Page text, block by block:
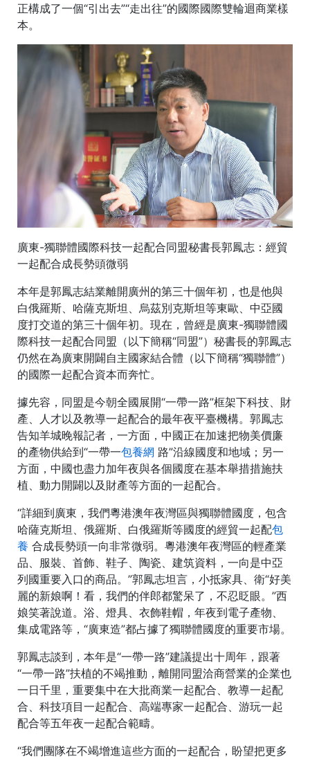
正構成了一個“引出去”“走出往”的國際國際雙輪迴商業樣
本。
廣東-獨聯體國際科技一起配合同盟秘書長郭鳳志：經貿
一起配合成長勢頭微弱
本年是郭鳳志結業離開廣州的第三十個年初，也是他與
白俄羅斯、哈薩克斯坦、烏茲別克斯坦等東歐、中亞國
度打交道的第三十個年初。現在，曾經是廣東-獨聯體國
際科技一起配合同盟（以下簡稱“同盟”）秘書長的郭鳳志
仍然在為廣東開闢自主國家結合體（以下簡稱“獨聯體”）
的國際一起配合資本而奔忙。
據先容，同盟是今朝全國展開“一帶一路”框架下科技、財
產、人才以及教導一起配合的最年夜平臺機構。郭鳳志
告知羊城晚報記者，一方面，中國正在加速把物美價廉
的產物供給到“一帶一包養網 路”沿線國度和地域；另一
方面，中國也盡力加年夜與各個國度在基本舉措措施扶
植、動力開闢以及財產等方面的一起配合。
“詳細到廣東，我們粵港澳年夜灣區與獨聯體國度，包含
哈薩克斯坦、俄羅斯、白俄羅斯等國度的經貿一起配包
養 合成長勢頭一向非常微弱。粵港澳年夜灣區的輕產業
品、服裝、首飾、鞋子、陶瓷、建筑資料，一向是中亞
列國重要入口的商品。”郭鳳志坦言，小抵家具、衛“好美
麗的新娘啊！看，我們的伴郎都驚呆了，不忍眨眼。”西
娘笑著說道。浴、燈具、衣飾鞋帽，年夜到電子產物、
集成電路等，“廣東造”都占據了獨聯體國度的重要市場。
郭鳳志談到，本年是“一帶一路”建議提出十周年，跟著
“一帶一路”扶植的不竭推動，離開同盟洽商營業的企業也
一日千里，重要集中在大批商業一起配合、教導一起配
合、科技項目一起配合、高端專家一起配合、游玩一起
配合等五年夜一起配合範疇。
“我們團隊在不竭增進這些方面的一起配合，盼望把更多